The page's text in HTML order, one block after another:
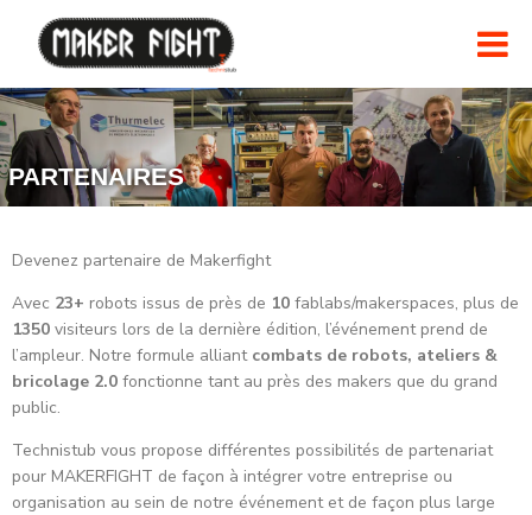
PARTENAIRES
Devenez partenaire de Makerfight
Avec 23+ robots issus de près de 10 fablabs/makerspaces, plus de
1350 visiteurs lors de la dernière édition, l’événement prend de
l’ampleur. Notre formule alliant combats de robots, ateliers &
bricolage 2.0 fonctionne tant au près des makers que du grand
public.
Technistub vous propose différentes possibilités de partenariat
pour MAKERFIGHT de façon à intégrer votre entreprise ou
organisation au sein de notre événement et de façon plus large